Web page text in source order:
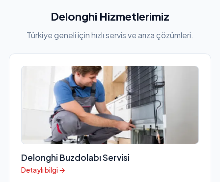
Delonghi Hizmetlerimiz
Türkiye geneli için hızlı servis ve arıza çözümleri.
Delonghi Buzdolabı Servisi
Detaylı bilgi →